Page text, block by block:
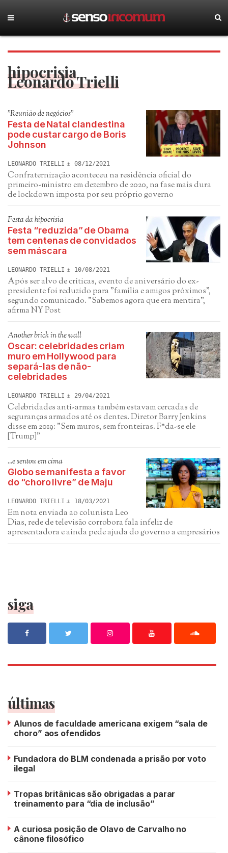
hipocrisia
Leonardo Trielli
"Reunião de negócios"
Festa de Natal clandestina
pode custar cargo de Boris
Johnson
LEONARDO TRIELLI 08/12/2021
Confraternização aconteceu na residência oficial do
primeiro-ministro em dezembro de 2020, na fase mais dura
de lockdown imposta por seu próprio governo
Festa da hipocrisia
Festa “reduzida” de Obama
tem centenas de convidados
sem máscara
LEONARDO TRIELLI 10/08/2021
Após ser alvo de críticas, evento de aniversário do ex-
presidente foi reduzido para "família e amigos próximos",
segundo comunicado. "Sabemos agora que era mentira",
afirma NY Post
Another brick in the wall
Oscar: celebridades criam
muro em Hollywood para
separá-las de não-
celebridades
LEONARDO TRIELLI 29/04/2021
Celebridades anti-armas também estavam cercadas de
seguranças armados até os dentes. Diretor Barry Jenkins
disse em 2019: "Sem muros, sem fronteiras. F*da-se ele
[Trump]"
...e sentou em cima
Globo se manifesta a favor
do “choro livre” de Maju
LEONARDO TRIELLI 18/03/2021
Em nota enviada ao colunista Leo
Dias, rede de televisão corrobora fala infeliz de
apresentadora e ainda pede ajuda do governo a empresários
siga
últimas
Alunos de faculdade americana exigem “sala de
choro” aos ofendidos
Fundadora do BLM condenada a prisão por voto
ilegal
Tropas britânicas são obrigadas a parar
treinamento para “dia de inclusão”
A curiosa posição de Olavo de Carvalho no
cânone filosófico